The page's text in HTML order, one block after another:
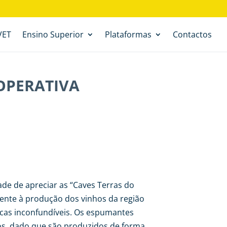
Ensino Superior Plataformas Contactos
de apreciar as “Caves Terras do
à produção dos vinhos da região
inconfundíveis. Os espumantes